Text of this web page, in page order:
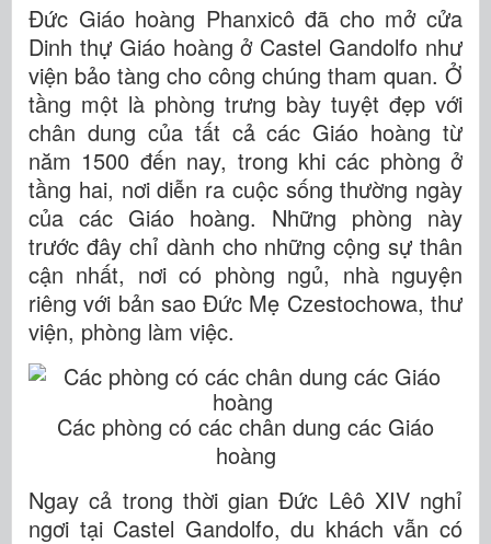
Đức Giáo hoàng Phanxicô đã cho mở cửa
Dinh thự Giáo hoàng ở Castel Gandolfo như
viện bảo tàng cho công chúng tham quan. Ở
tầng một là phòng trưng bày tuyệt đẹp với
chân dung của tất cả các Giáo hoàng từ
năm 1500 đến nay, trong khi các phòng ở
tầng hai, nơi diễn ra cuộc sống thường ngày
của các Giáo hoàng. Những phòng này
trước đây chỉ dành cho những cộng sự thân
cận nhất, nơi có phòng ngủ, nhà nguyện
riêng với bản sao Đức Mẹ Czestochowa, thư
viện, phòng làm việc.
Các phòng có các chân dung các Giáo
hoàng
Ngay cả trong thời gian Đức Lêô XIV nghỉ
ngơi tại Castel Gandolfo, du khách vẫn có